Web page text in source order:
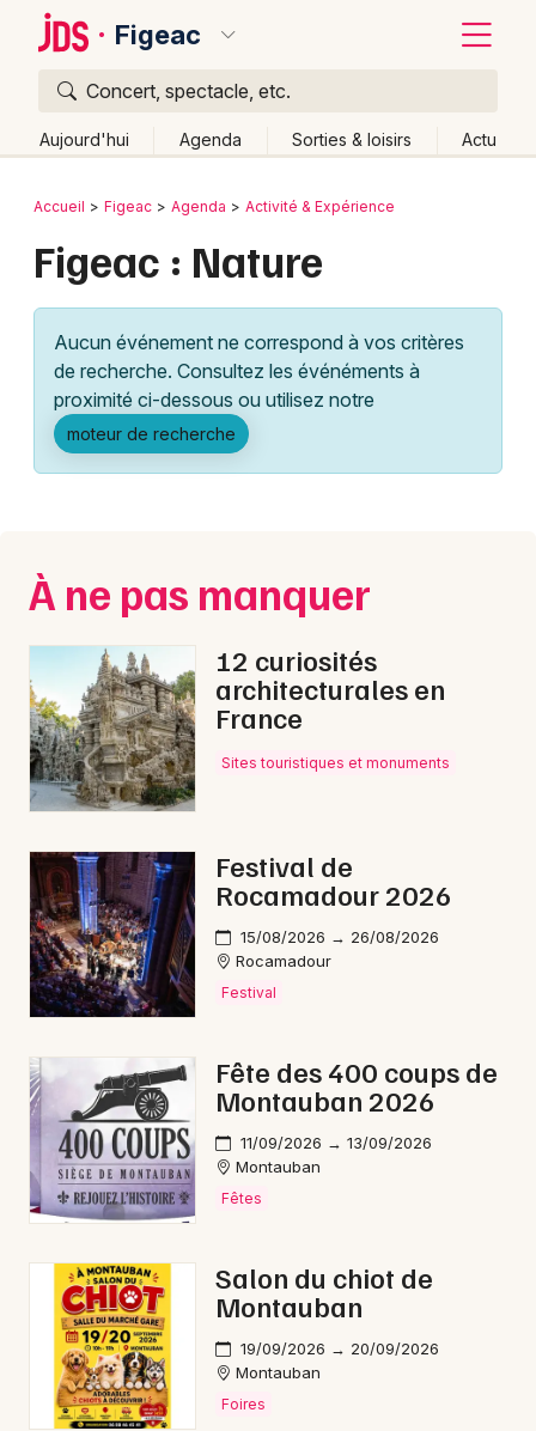
Figeac
Concert, spectacle, etc.
Aujourd'hui Agenda Sorties & loisirs Actu
Publier un événement
Grands événements
Activité & Expérience
Manifestations
Spectacles
Concerts
Sports
Soirées
Sorties famille
Expos
Sorties & loisirs
Nature dans le Lot
Nature en Occitanie
Artistes en tournée
Actus à Figeac
Magazine à Figeac
Bordeaux
Lille
Lyon
Marseille
Nantes
Nice
Paris
Strasbourg
Toulouse
Retour
Accueil Figeac Agenda Activité & Expérience
Figeac : Nature
Aucun événement ne correspond à vos critères
de recherche. Consultez les événéments à
proximité ci-dessous ou utilisez notre
moteur de recherche
À ne pas manquer
12 curiosités
architecturales en
France
Sites touristiques et monuments
Festival de
Rocamadour 2026
15/08/2026 → 26/08/2026
Rocamadour
Festival
Fête des 400 coups de
Montauban 2026
11/09/2026 → 13/09/2026
Montauban
Fêtes
Salon du chiot de
Montauban
19/09/2026 → 20/09/2026
Montauban
Foires
Quoi ?
Où ?
Près de moi
Changer de lieu
Quand ?
Ce week-end